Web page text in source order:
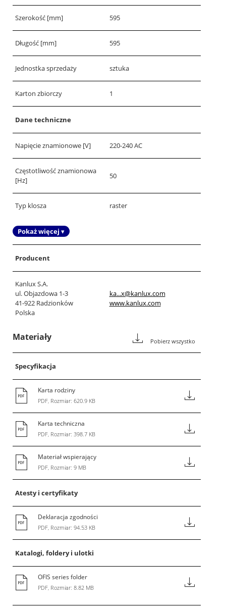
Szerokość [mm] 595
Długość [mm] 595
Jednostka sprzedaży sztuka
Karton zbiorczy 1
Dane techniczne
Napięcie znamionowe [V] 220-240 AC
Częstotliwość znamionowa
[Hz]
50
Typ klosza raster
Pokaż więcej ▾
Producent
Kanlux S.A.
ul. Objazdowa 1-3
41-922 Radzionków
Polska
ka...x@kanlux.com
www.kanlux.com
Materiały Pobierz wszystko
Specyfikacja
Karta rodziny
PDF, Rozmiar: 620.9 KB
Karta techniczna
PDF, Rozmiar: 398.7 KB
Materiał wspierający
PDF, Rozmiar: 9 MB
Atesty i certyfikaty
Deklaracja zgodności
PDF, Rozmiar: 94.53 KB
Katalogi, foldery i ulotki
OFIS series folder
PDF, Rozmiar: 8.82 MB